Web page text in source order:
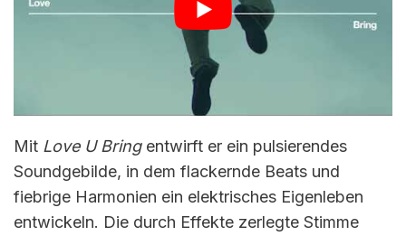
Mit Love U Bringentwirft er ein pulsierendes
Soundgebilde, in dem flackernde Beats und
fiebrige Harmonien ein elektrisches Eigenleben
entwickeln. Die durch Effekte zerlegte Stimme